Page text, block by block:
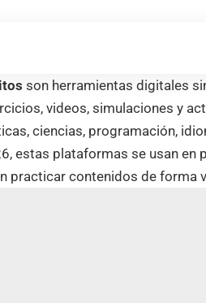
son herramientas digitales
videos, simulaciones y
ciencias, programación,
estas plataformas se usan en
practicar contenidos de forma